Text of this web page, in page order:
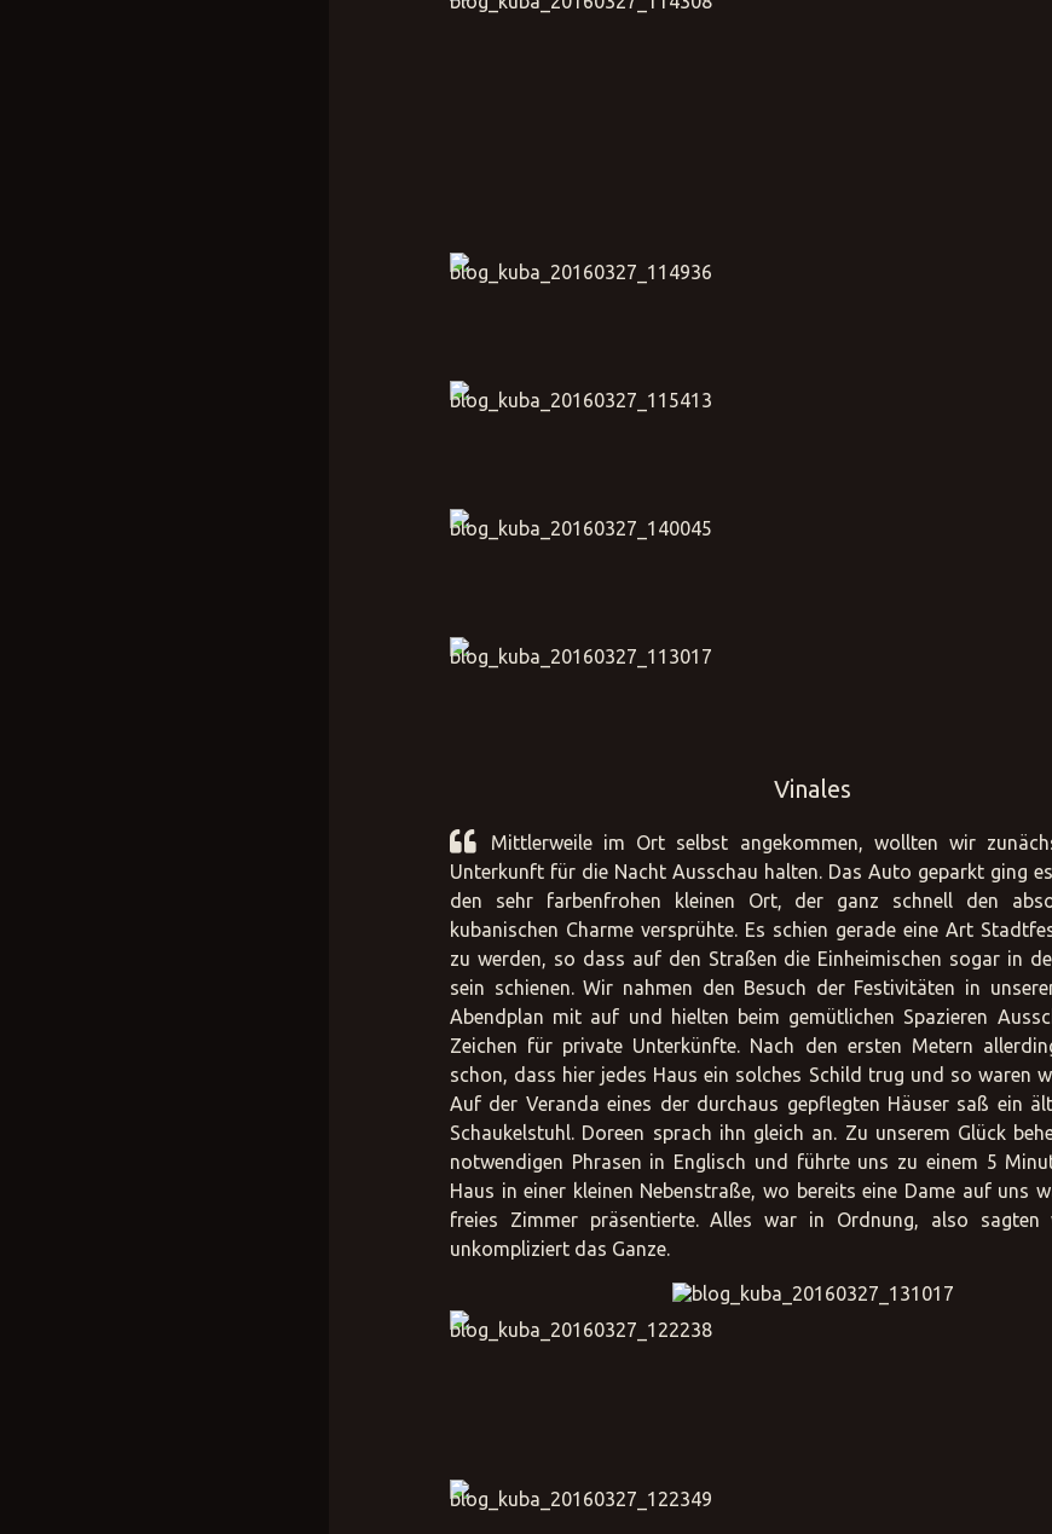
Vinales
Mittlerweile im Ort selbst angekommen, wollten wir
Unterkunft für die Nacht Ausschau halten. Das Auto geparkt ging
den sehr farbenfrohen kleinen Ort, der ganz schnell den
kubanischen Charme versprühte. Es schien gerade eine Art
zu werden, so dass auf den Straßen die Einheimischen sogar in
sein schienen. Wir nahmen den Besuch der Festivitäten in
Abendplan mit auf und hielten beim gemütlichen Spazieren
Zeichen für private Unterkünfte. Nach den ersten Metern
schon, dass hier jedes Haus ein solches Schild trug und so waren
Auf der Veranda eines der durchaus gepflegten Häuser saß ein
Schaukelstuhl. Doreen sprach ihn gleich an. Zu unserem Glück
notwendigen Phrasen in Englisch und führte uns zu einem 5
Haus in einer kleinen Nebenstraße, wo bereits eine Dame auf uns
freies Zimmer präsentierte. Alles war in Ordnung, also sagten
unkompliziert das Ganze.